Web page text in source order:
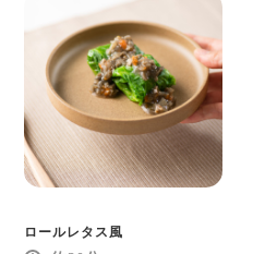
ロールレタス風